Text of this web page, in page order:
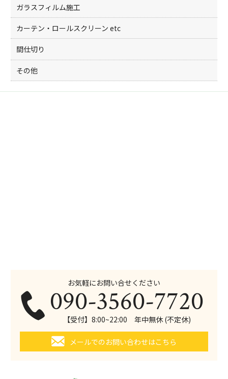
ガラスフィルム施工
カーテン・ロールスクリーン etc
間仕切り
その他
お気軽にお問い合せください
090-3560-7720
【受付】8:00~22:00 年中無休 (不定休)
メールでのお問い合わせはこちら